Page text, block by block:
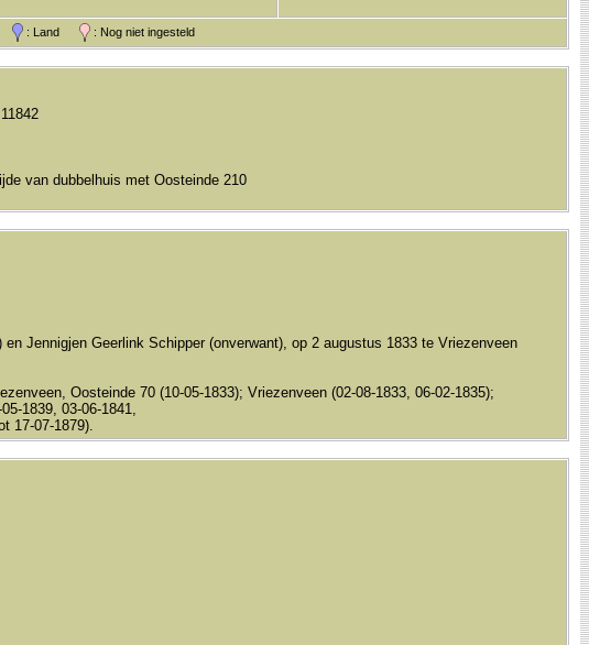
: Land : Nog niet ingesteld
van dubbelhuis met Oosteinde 210
Jennigjen Geerlink Schipper (onverwant), op 2 augustus 1833 te Vriezenveen
Oosteinde 70 (10-05-1833); Vriezenveen (02-08-1833, 06-02-1835);
1839, 03-06-1841,
17-07-1879).